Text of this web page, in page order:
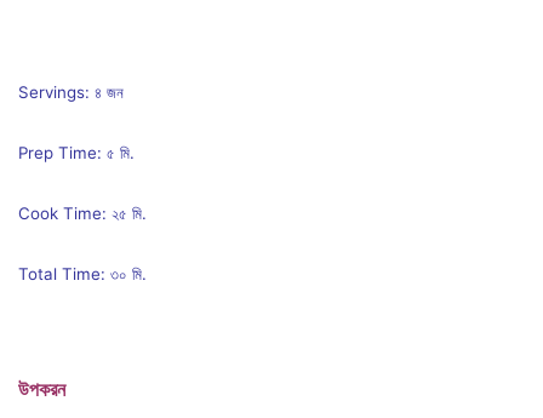
Servings: ৪ জন
Prep Time: ৫ মি.
Cook Time: ২৫ মি.
Total Time: ৩০ মি.
উপকরন